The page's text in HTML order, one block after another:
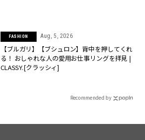
FASHION Aug, 5, 2026
【ブルガリ】【ブシュロン】背中を押してくれ
る！ おしゃれな人の愛用お仕事リングを拝見 |
CLASSY.[クラッシィ]
Recommended by